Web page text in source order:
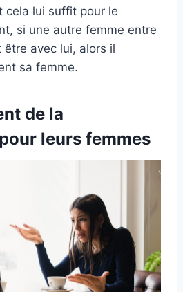
cela lui suffit pour le
si une autre femme entre
avec lui, alors il
sa femme.
de la
leurs femmes